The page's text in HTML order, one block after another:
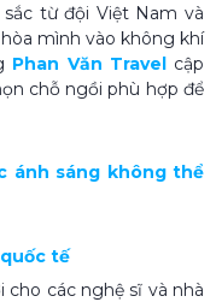
từ đội Việt Nam và
mình vào không khí
Phan Văn Travelcập
chỗ ngồi phù hợp để
ánh sáng không thể
tế
cho các nghệ sĩ và nhà